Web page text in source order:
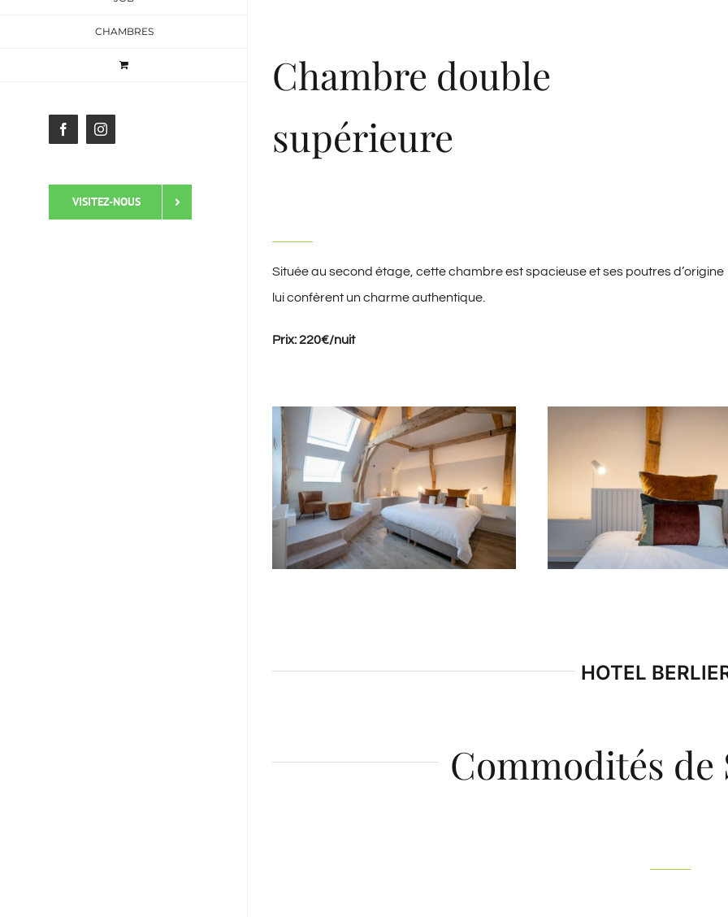
CHAMBRES
FacebookInstagram
VISITEZ-NOUS
Chambre double
supérieure
Située au second étage, cette chambre est spacieuse et ses poutres d’origine
lui confèrent un charme authentique.
Prix: 220€/nuit
HOTEL
Commodités de